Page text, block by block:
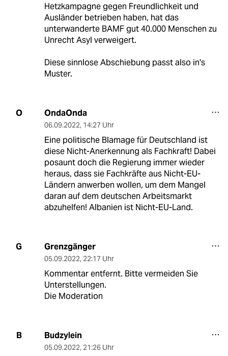
Hetzkampagne gegen Freundlichkeit und
Ausländer betrieben haben, hat das
unterwanderte BAMF gut 40.000 Menschen zu
Unrecht Asyl verweigert.
Diese sinnlose Abschiebung passt also in's
Muster.
O OndaOnda
06.09.2022, 14:27 Uhr
Eine politische Blamage für Deutschland ist
diese Nicht-Anerkennung als Fachkraft! Dabei
posaunt doch die Regierung immer wieder
heraus, dass sie Fachkräfte aus Nicht-EU-
Ländern anwerben wollen, um dem Mangel
daran auf dem deutschen Arbeitsmarkt
abzuhelfen! Albanien ist Nicht-EU-Land.
G Grenzgänger
05.09.2022, 22:17 Uhr
Kommentar entfernt. Bitte vermeiden Sie
Unterstellungen.
Die Moderation
B Budzylein
05.09.2022, 21:26 Uhr